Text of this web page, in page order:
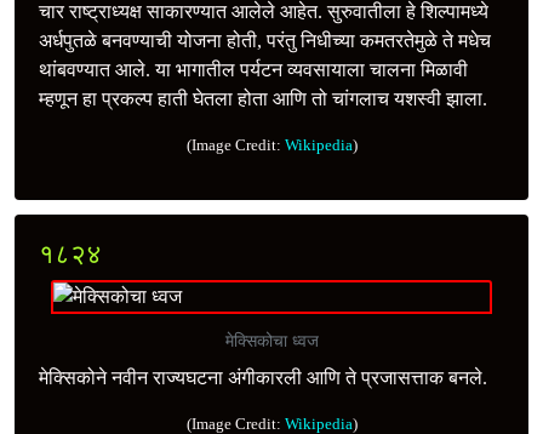
चार राष्ट्राध्यक्ष साकारण्यात आलेले आहेत. सुरुवातीला हे शिल्पामध्ये
अर्धपुतळे बनवण्याची योजना होती, परंतु निधीच्या कमतरतेमुळे ते मधेच
थांबवण्यात आले. या भागातील पर्यटन व्यवसायाला चालना मिळावी
म्हणून हा प्रकल्प हाती घेतला होता आणि तो चांगलाच यशस्वी झाला.
(Image Credit: Wikipedia)
१८२४
मेक्सिकोचा ध्वज
मेक्सिकोने नवीन राज्यघटना अंगीकारली आणि ते प्रजासत्ताक बनले.
(Image Credit: Wikipedia)